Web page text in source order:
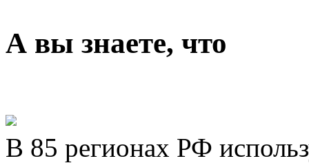
А вы знаете, что
В 85 регионах РФ